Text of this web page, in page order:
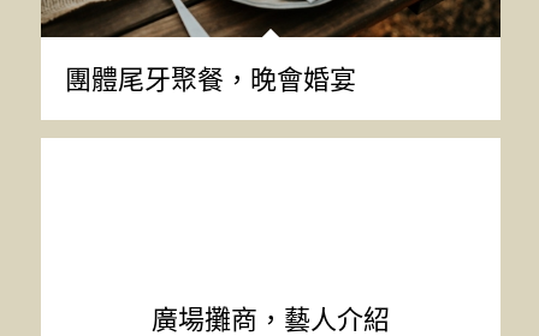
團體尾牙聚餐，晚會婚宴
廣場攤商，藝人介紹